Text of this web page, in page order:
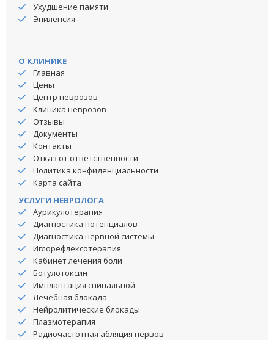
Ухудшение памяти
Эпилепсия
О КЛИНИКЕ
Главная
Цены
Центр неврозов
Клиника неврозов
Отзывы
Документы
Контакты
Отказ от ответственности
Политика конфиденциальности
Карта сайта
УСЛУГИ НЕВРОЛОГА
Аурикулотерапия
Диагностика потенциалов
Диагностика нервной системы
Иглорефлексотерапия
Кабинет лечения боли
Ботулотоксин
Имплантация спинальной
Лечебная блокада
Нейролитические блокады
Плазмотерапия
Радиочастотная абляция нервов